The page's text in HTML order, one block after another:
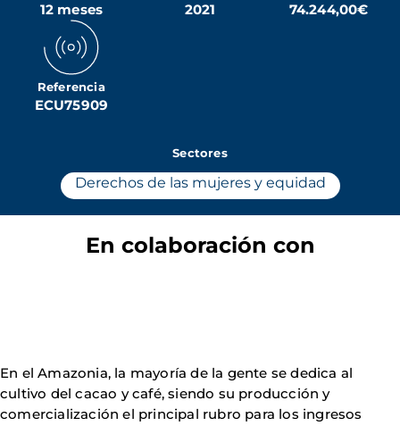
12 meses 2021 74.244,00€
Referencia
ECU75909
Sectores
Derechos de las mujeres y equidad
En colaboración con
En el Amazonia, la mayoría de la gente se dedica al
cultivo del cacao y café, siendo su producción y
comercialización el principal rubro para los ingresos